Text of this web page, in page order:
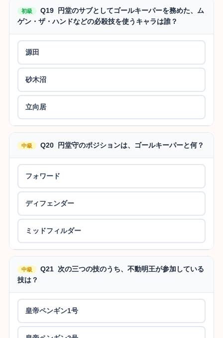
初級
Q19 円堂のサブとしてゴールキーパーを務めた、ム
ゲン・ザ・ハンドなどの必殺技を使うキャラは誰？
源田
砂木沼
立向居
中級 Q20 円堂守のポジションは、ゴールキーパーと何？
フォワード
ディフェンダー
ミッドフィルダー
中級
Q21 次の三つの技のうち、不動明王が参加している
技は？
皇帝ペンギン1号